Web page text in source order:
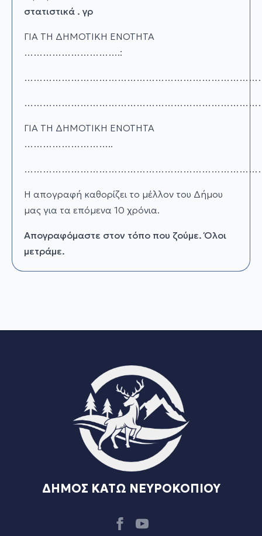
στατιστικά . γρ
ΓΙΑ ΤΗ ΔΗΜΟΤΙΚΗ ΕΝΟΤΗΤΑ
………………………….:
ΓΙΑ ΤΗ ΔΗΜΟΤΙΚΗ ΕΝΟΤΗΤΑ
………………………..
Η απογραφή καθορίζει το μέλλον του Δήμου
μας για τα επόμενα 10 χρόνια.
Απογραφόμαστε στον τόπο που ζούμε.Όλοι
μετράμε.
ΔΗΜΟΣ ΚΑΤΩ ΝΕΥΡΟΚΟΠΙΟΥ